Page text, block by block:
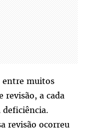
entre muitos
revisão, a cada
deficiência.
revisão ocorreu